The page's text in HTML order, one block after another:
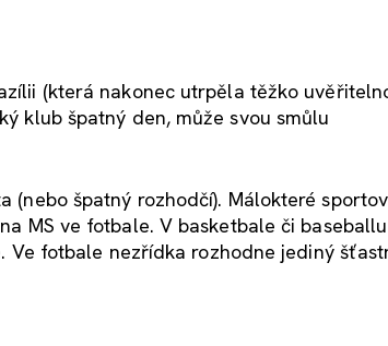
(která nakonec utrpěla těžko
klub špatný den, může svou smůlu
(nebo špatný rozhodčí). Málokteré
MS ve fotbale. V basketbale či
Ve fotbale nezřídka rozhodne jediný